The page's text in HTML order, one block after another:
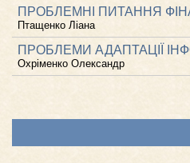
ПРОБЛЕМНІ ПИТАННЯ
Птащенко Ліана
ПРОБЛЕМИ АДАПТАЦІЇ
Охріменко Олександр